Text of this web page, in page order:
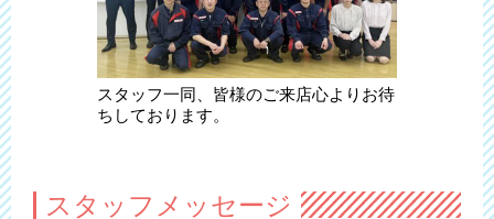
スタッフ一同、皆様のご来店心よりお待
ちしております。
スタッフメッセージ